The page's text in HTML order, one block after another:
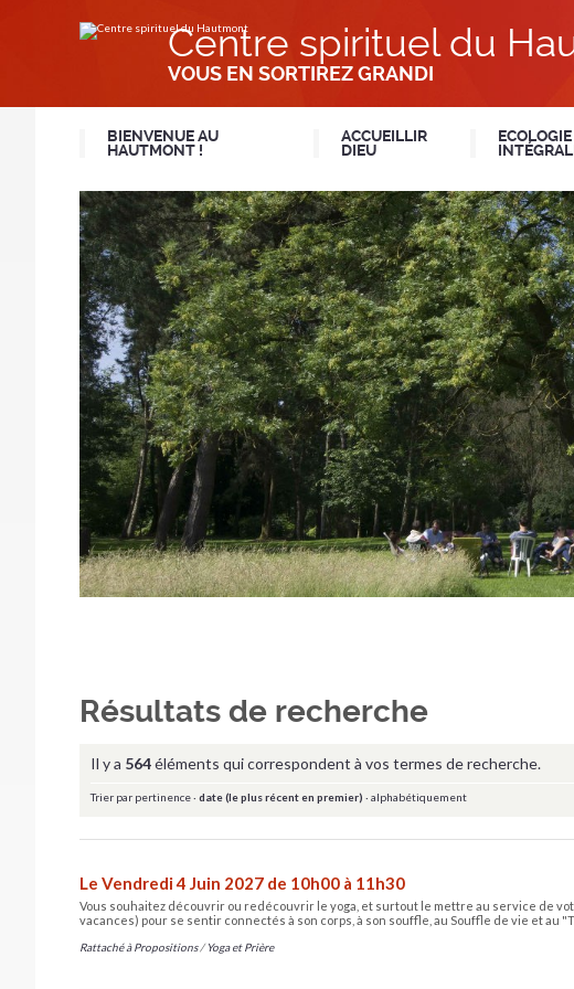
contenu.
Centre spirituel du
VOUS EN SORTIREZ GRANDI
BIENVENUE AU
HAUTMONT !
ACCUEILLIR
DIEU
ECOLOGIE
Résultats de recherche
Il y a 564éléments qui correspondent à vos termes de recherche.
Trier par pertinence· date (le plus récent en premier) · alphabétiquement
Le Vendredi 4 Juin 2027 de 10h00 à 11h30
Vous souhaitez découvrir ou redécouvrir le yoga, et surtout le mettre au service de
vacances) pour se sentir connectés à son corps, à son souffle, au Souffle de vie et au
Rattaché à Propositions /Yoga et Prière